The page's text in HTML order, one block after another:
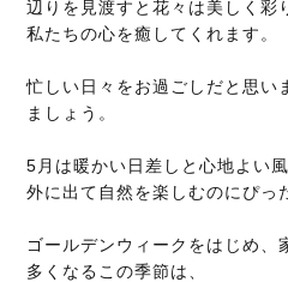
辺りを見渡すと花々は美しく彩
私たちの心を癒してくれます。
忙しい日々をお過ごしだと思い
ましょう。
5月は暖かい日差しと心地よい
外に出て自然を楽しむのにぴっ
ゴールデンウィークをはじめ、
多くなるこの季節は、